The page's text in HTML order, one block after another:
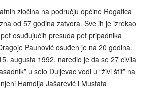
zločina na području općine Rogatica
od 57 godina zatvora. Sve ih je izrekao
osuđujućih presuda pet pripadnika
Paunović osuđen je na 20 godina.
augusta 1992. naredio je da se 27 civila
u selo Duljevac vodi u “živi štit” na
Hamdija Jašarević i Mustafa